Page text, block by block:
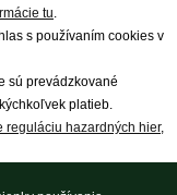
tu.
s používaním cookies v
sú prevádzkované
platieb.
reguláciu hazardných hier,